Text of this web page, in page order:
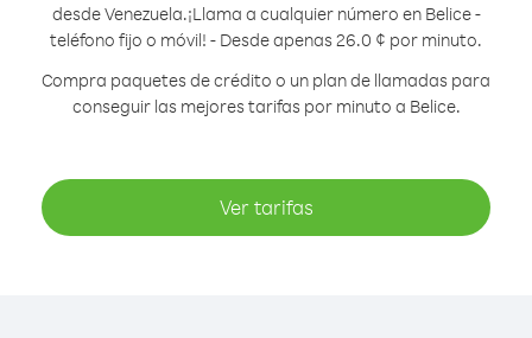
desde Venezuela.¡Llama a cualquier número en Belice -
teléfono fijo o móvil! - Desde apenas 26.0 ¢ por minuto.
Compra paquetes de crédito o un plan de llamadas para
conseguir las mejores tarifas por minuto a Belice.
Ver tarifas